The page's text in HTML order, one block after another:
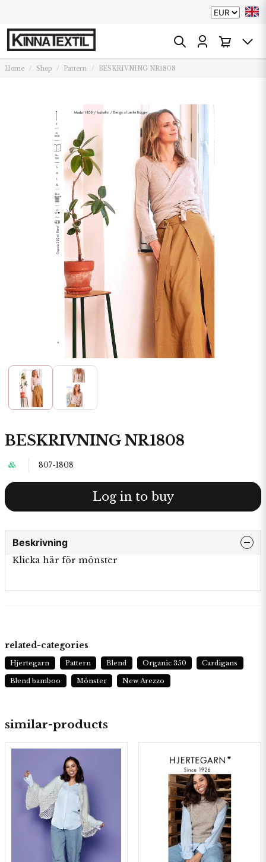
Home Shop Pattern BESKRIVNING NR1808
BESKRIVNING NR1808
807-1808
Log in to buy
Beskrivning
Klicka här för mönster
similar-products
related-categories
Hjertegarn Pattern Blend Organic 350 Cardigans
Blend bamboo Mönster New Arezzo